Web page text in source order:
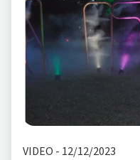
VIDEO - 12/12/2023